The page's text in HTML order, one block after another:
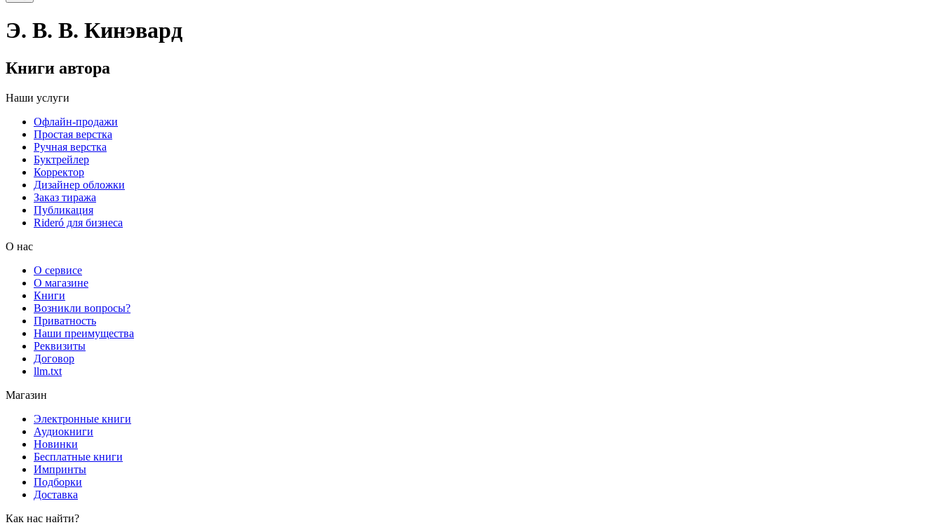
Э. В. В. Кинэвард
Книги автора
Наши услуги
Офлайн-продажи
Простая верстка
Ручная верстка
Буктрейлер
Корректор
Дизайнер обложки
Заказ тиража
Публикация
Rideró для бизнеса
О нас
О сервисе
О магазине
Книги
Возникли вопросы?
Приватность
Наши преимущества
Реквизиты
Договор
llm.txt
Магазин
Электронные книги
Аудиокниги
Новинки
Бесплатные книги
Импринты
Подборки
Доставка
Как нас найти?